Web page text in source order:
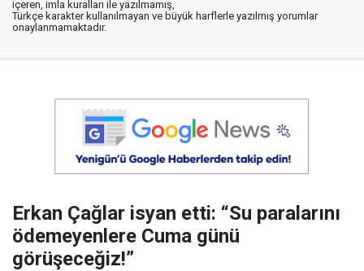
içeren, imla kuralları ile yazılmamış,
Türkçe karakter kullanılmayan ve büyük harflerle yazılmış yorumlar
onaylanmamaktadır.
Erkan Çağlar isyan etti: “Su paralarını
ödemeyenlere Cuma günü
görüşeceğiz!”